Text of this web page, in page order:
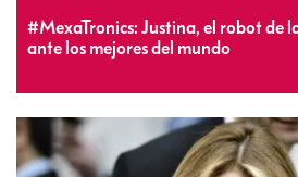
#MexaTronics: Justina, el robot de
ante los mejores del mundo